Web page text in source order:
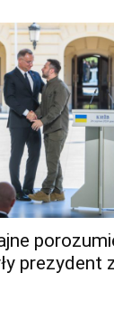
prezydent